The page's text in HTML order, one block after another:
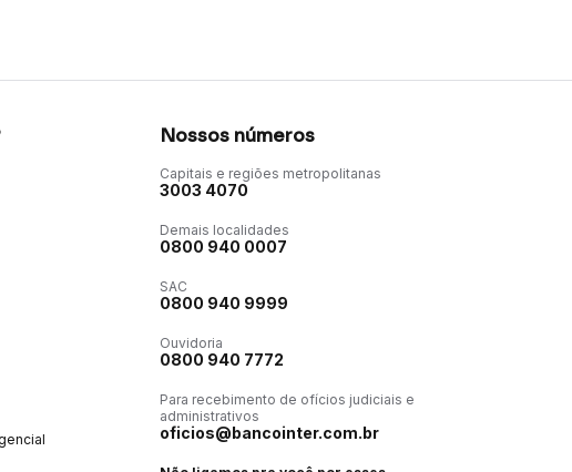
Nossos números
Capitais e regiões metropolitanas
3003 4070
Demais localidades
0800 940 0007
SAC
0800 940 9999
Ouvidoria
0800 940 7772
Para recebimento de ofícios judiciais e
administrativos
oficios@bancointer.com.br